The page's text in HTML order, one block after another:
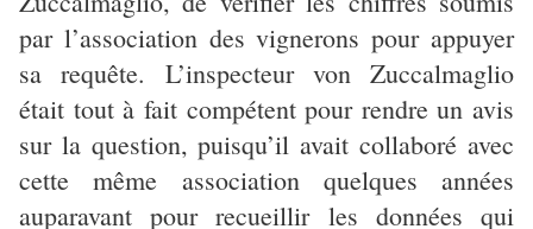
par l’association des vignerons pour appuyer
sa requête. L’inspecteur von Zuccalmaglio
était tout à fait compétent pour rendre un avis
sur la question, puisqu’il avait collaboré avec
cette même association quelques années
auparavant pour recueillir les données qui